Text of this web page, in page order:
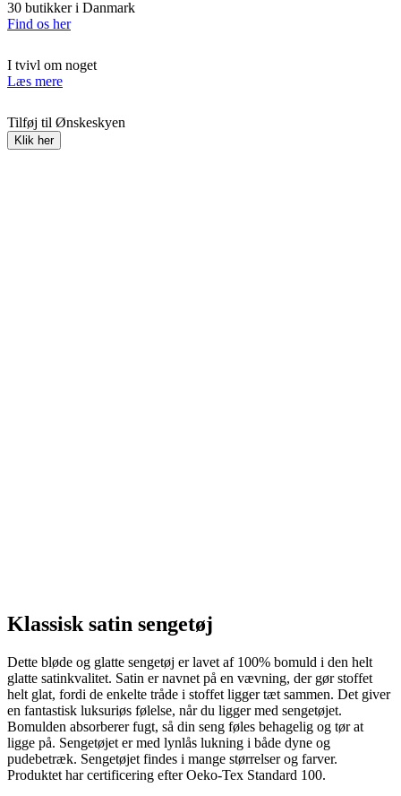
30 butikker i Danmark
Find os her
I tvivl om noget
Læs mere
Tilføj til Ønskeskyen
Klik her
Klassisk satin sengetøj
Dette bløde og glatte sengetøj er lavet af 100% bomuld i den helt
glatte satinkvalitet. Satin er navnet på en vævning, der gør stoffet
helt glat, fordi de enkelte tråde i stoffet ligger tæt sammen. Det giver
en fantastisk luksuriøs følelse, når du ligger med sengetøjet.
Bomulden absorberer fugt, så din seng føles behagelig og tør at
ligge på. Sengetøjet er med lynlås lukning i både dyne og
pudebetræk. Sengetøjet findes i mange størrelser og farver.
Produktet har certificering efter Oeko-Tex Standard 100.